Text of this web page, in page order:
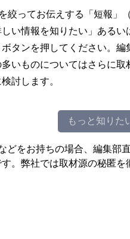
絞ってお伝えする「短報」
い情報を知りたい」ある
ボタンを押してください。
いものについてはさらに
討します。
もっと知りた
どをお持ちの場合、編集部
。弊社では取材源の秘匿を